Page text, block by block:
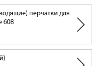
перчатки для
608